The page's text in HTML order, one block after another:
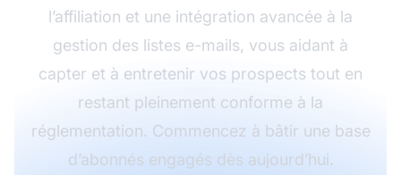
l’affiliation et une intégration avancée à la
gestion des listes e-mails, vous aidant à
capter et à entretenir vos prospects tout en
restant pleinement conforme à la
réglementation. Commencez à bâtir une base
d’abonnés engagés dès aujourd’hui.